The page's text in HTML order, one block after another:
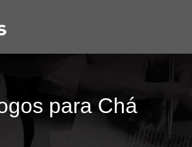
para Chá